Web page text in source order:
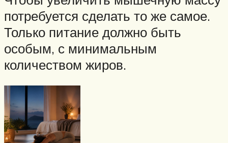
потребуется сделать то же самое.
Только питание должно быть
особым, с минимальным
количеством жиров.